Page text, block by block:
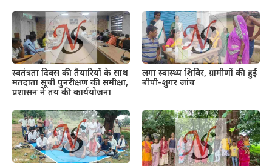
स्वतंत्रता दिवस की तैयारियों के साथ
मतदाता सूची पुनरीक्षण की समीक्षा,
प्रशासन ने तय की कार्ययोजना
लगा स्वास्थ्य शिविर, ग्रामीणों की हुई
बीपी-शुगर जांच